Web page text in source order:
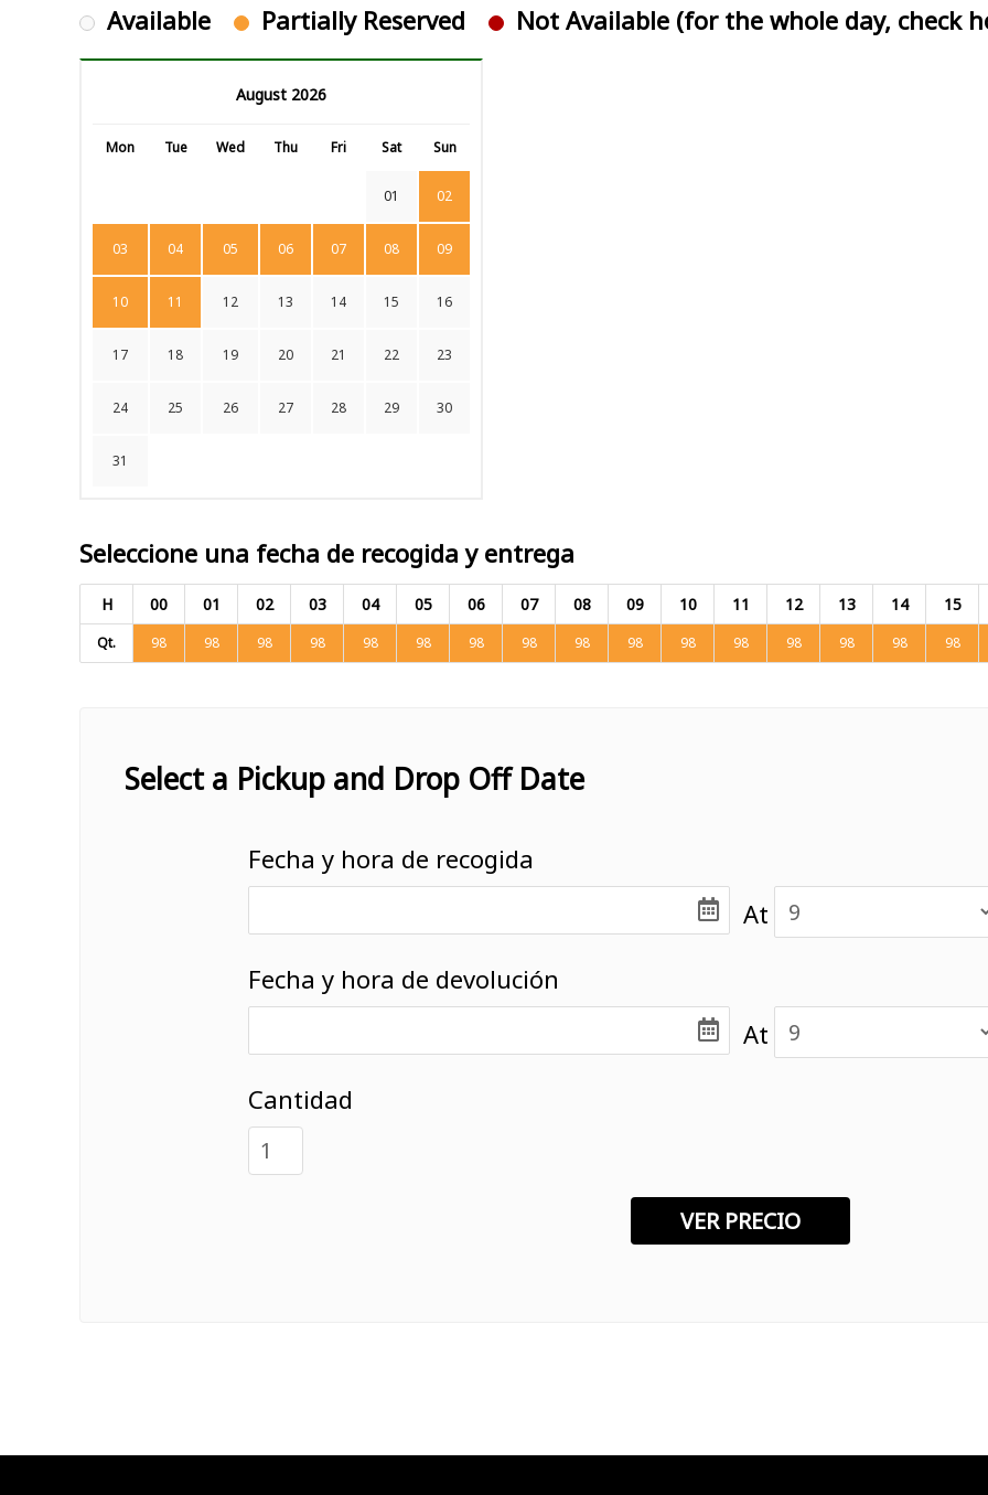
Available Partially Reserved Not Available (for the whole day, check
August 2026
Mon Tue Wed Thu Fri Sat Sun
01 02
03 04 05 06 07 08 09
10 11 12 13 14 15 16
17 18 19 20 21 22 23
24 25 26 27 28 29 30
31
Seleccione una fecha de recogida y entrega
H 00 01 02 03 04 05 06 07 08 09 10 11 12 13 14 15
Qt. 98 98 98 98 98 98 98 98 98 98 98 98 98 98 98 98
Select a Pickup and Drop Off Date
Fecha y hora de recogida
At
Fecha y hora de devolución
At
Cantidad